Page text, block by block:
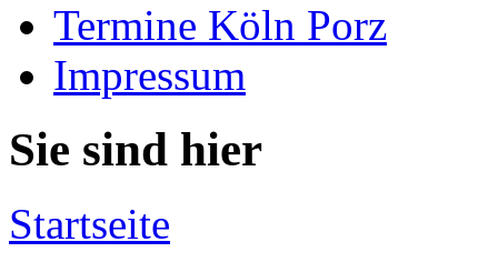
Termine Köln Porz
Impressum
Sie sind hier
Startseite